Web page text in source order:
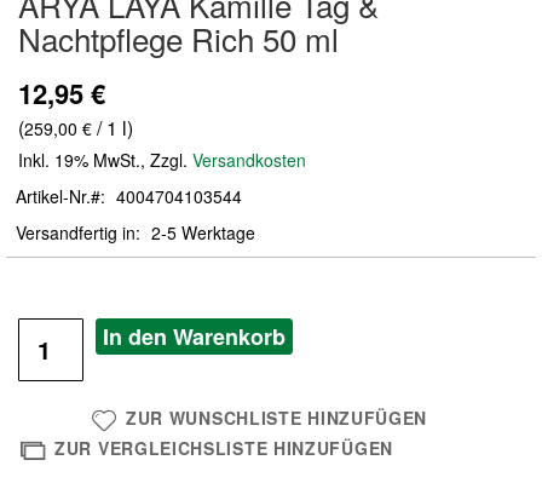
der
Bildergalerie
Nachtpflege Rich 50 ml
12,95 €
(259,00 € / 1 l)
Inkl. 19% MwSt., Zzgl. Versandkosten
Artikel-Nr.
4004704103544
Versandfertig in
2-5 Werktage
In den Warenkorb
ZUR WUNSCHLISTE HINZUFÜGEN
ZUR VERGLEICHSLISTE HINZUFÜGEN